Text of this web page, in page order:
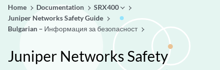
Home Documentation
SRX400
Juniper Networks Safety Guide
Bulgarian – Информация за безопасност
Juniper Networks Safety